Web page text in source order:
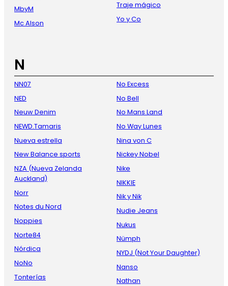
MbyM
Mc Alson
Traje mágico
Yo y Co
N
NN07
NED
Neuw Denim
NEWD.Tamaris
Nueva estrella
New Balance sports
NZA (Nueva Zelanda
Auckland)
Norr
Notes du Nord
Noppies
Norte84
Nórdica
NoNo
Tonterías
No Excess
No Bell
No Mans Land
No Way Lunes
Nina von C
Nickey Nobel
Nike
NIKKIE
Nik y Nik
Nudie Jeans
Nukus
Nümph
NYDJ (Not Your Daughter)
Nanso
Nathan